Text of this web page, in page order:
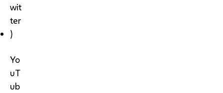
wit
ter
)
Yo
uT
ub